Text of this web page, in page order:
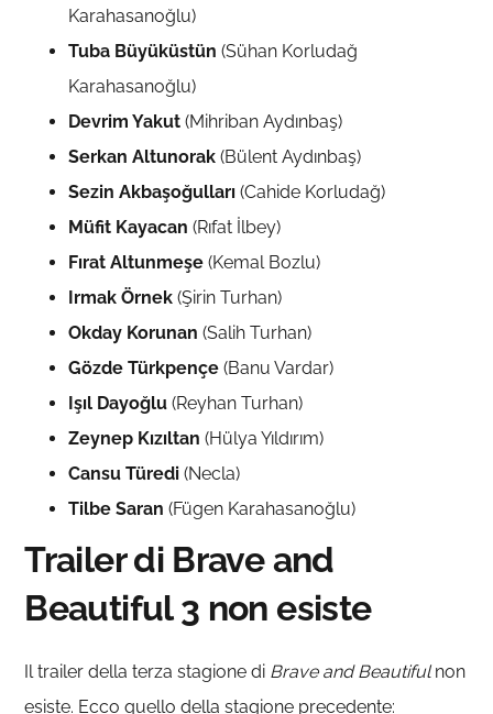
Karahasanoğlu)
Tuba Büyüküstün (Sühan Korludağ
Karahasanoğlu)
Devrim Yakut (Mihriban Aydınbaş)
Serkan Altunorak (Bülent Aydınbaş)
Sezin Akbaşoğulları (Cahide Korludağ)
Müfit Kayacan (Rıfat İlbey)
Fırat Altunmeşe (Kemal Bozlu)
Irmak Örnek (Şirin Turhan)
Okday Korunan (Salih Turhan)
Gözde Türkpençe (Banu Vardar)
Işıl Dayoğlu (Reyhan Turhan)
Zeynep Kızıltan (Hülya Yıldırım)
Cansu Türedi (Necla)
Tilbe Saran (Fügen Karahasanoğlu)
Trailer di Brave and
Beautiful 3 non esiste
Il trailer della terza stagione di Brave and Beautifulnon
esiste. Ecco quello della stagione precedente: